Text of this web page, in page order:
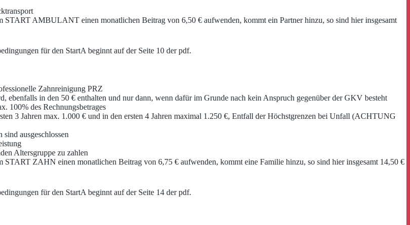
START AMBULANT einen monatlichen Beitrag von 6,50 € aufwenden, kommt ein Partner hinzu, so sind hier insgesamt
für den StartA beginnt auf der Seite 10 der pdf.
Zahnreinigung PRZ
ebenfalls in den 50 € enthalten und nur dann, wenn dafür im Grunde nach kein Anspruch gegenüber der GKV besteht
100% des Rechnungsbetrages
3 Jahren max. 1.000 € und in den ersten 4 Jahren maximal 1.250 €, Entfall der Höchstgrenzen bei Unfall (ACHTUNG
ausgeschlossen
Altersgruppe zu zahlen
START ZAHN einen monatlichen Beitrag von 6,75 € aufwenden, kommt eine Familie hinzu, so sind hier insgesamt 14,50 €
für den StartA beginnt auf der Seite 14 der pdf.